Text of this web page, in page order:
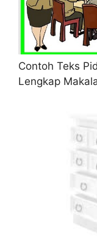
Contoh Teks
Lengkap